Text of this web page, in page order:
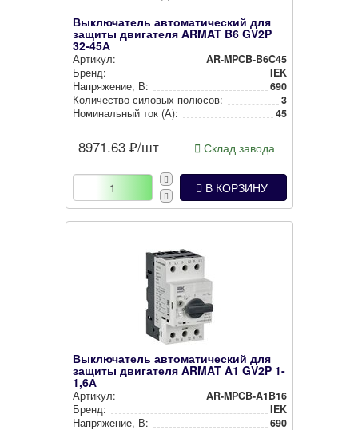
Выключатель автоматический для
защиты двигателя ARMAT B6 GV2P
32-45А
Артикул:
AR-MPCB-B6C45
Бренд:
IEK
Нап­ря­же­ние, В:
690
Количество силовых полюсов:
3
Номи­наль­ный ток (А):
45
8971.63 ₽/шт Склад завода
В КОРЗИНУ
Выключатель автоматический для
защиты двигателя ARMAT A1 GV2P 1-
1,6А
Артикул:
AR-MPCB-A1B16
Бренд:
IEK
Нап­ря­же­ние, В:
690